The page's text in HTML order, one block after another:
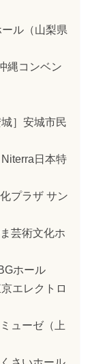
ル（山梨県
縄コンベン
］安城市民
日本特
プラザ サン
芸術文化ホ
ホール
エレクトロ
ューゼ（上